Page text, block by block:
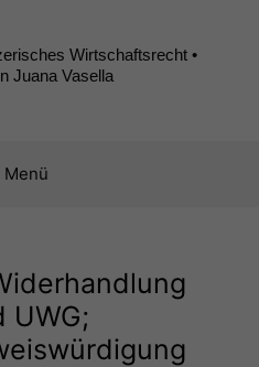
Wirtschaftsrecht •
Juana Vasella
Menü
UWG;